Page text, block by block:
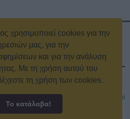
χρησιμοποιεί cookies για την
μας, για την
και για την ανάλυση
Με τη χρήση αυτού του
τη χρήση των cookies.
Το κατάλαβα!
Ταυτότητα
Επικοινωνία
Οικονομικά στοιχεία
συνέλευσης
Κρατική Διαφήμιση
ΔΡΟΜΟΣ 89.8 FM All rights reserved